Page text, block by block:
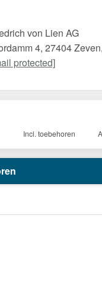
von Lien AG
4, 27404
protected]
Incl. toebehoren